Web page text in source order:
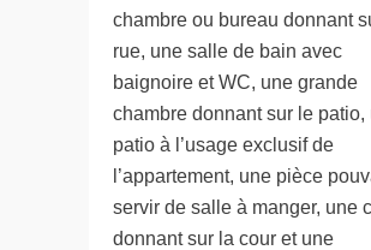
chambre ou bureau donnant
rue, une salle de bain avec
baignoire et WC, une grande
chambre donnant sur le patio,
patio à l’usage exclusif de
l’appartement, une pièce
servir de salle à manger, une
donnant sur la cour et une